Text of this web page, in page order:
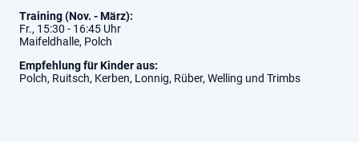
Training (Nov. - März):
Fr., 15:30 - 16:45 Uhr
Maifeldhalle, Polch
Empfehlung für Kinder aus:
Polch, Ruitsch, Kerben, Lonnig, Rüber, Welling und Trimbs